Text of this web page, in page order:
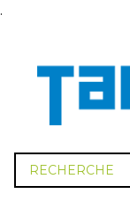
.
Recherche
de
produits